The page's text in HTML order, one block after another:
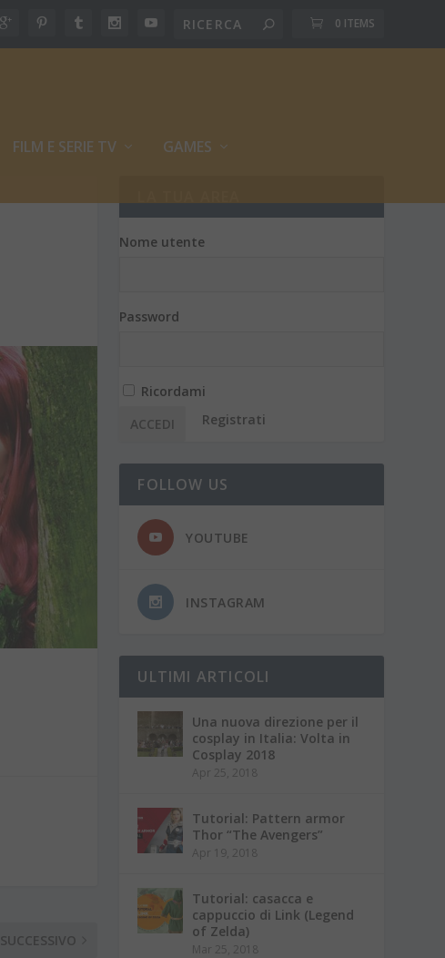
0 ITEMS
FILM E SERIE TV GAMES
SUCCESSIVO
Nome utente
Password
Ricordami
Registrati
FOLLOW US
YOUTUBE
INSTAGRAM
ULTIMI ARTICOLI
Una nuova direzione per il
cosplay in Italia: Volta in
Cosplay 2018
Apr 25, 2018
Tutorial: Pattern armor
Thor “The Avengers”
Apr 19, 2018
Tutorial: casacca e
cappuccio di Link (Legend
of Zelda)
Mar 25, 2018